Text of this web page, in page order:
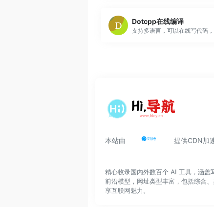
Dotcpp在线编译
本站由 提供CDN加
精心收录国内外数百个 AI 工具，涵盖
前沿模型，网址类型丰富，包括综合
享互联网魅力。